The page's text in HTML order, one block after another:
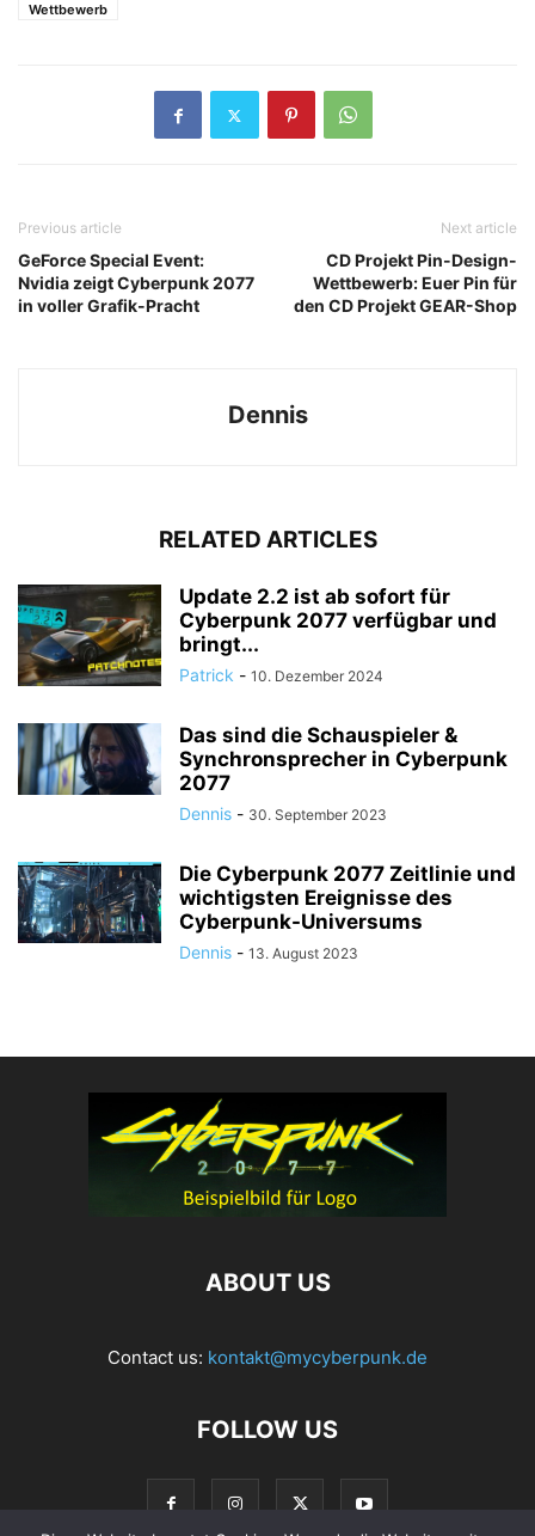
Wettbewerb
Previous article
GeForce Special Event:
Nvidia zeigt Cyberpunk 2077
in voller Grafik-Pracht
Next article
CD Projekt Pin-Design-
Wettbewerb: Euer Pin für
den CD Projekt GEAR-Shop
Dennis
RELATED ARTICLES
Update 2.2 ist ab sofort für
Cyberpunk 2077 verfügbar und
bringt...
Patrick - 10. Dezember 2024
Das sind die Schauspieler &
Synchronsprecher in Cyberpunk
2077
Dennis - 30. September 2023
Die Cyberpunk 2077 Zeitlinie und
wichtigsten Ereignisse des
Cyberpunk-Universums
Dennis - 13. August 2023
ABOUT US
Contact us: kontakt@mycyberpunk.de
FOLLOW US